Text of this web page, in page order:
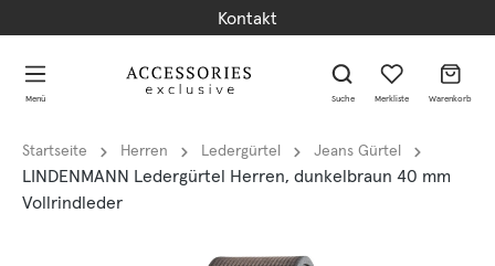
Kontakt
Menü Suche Merkliste Warenkorb
Startseite Herren Ledergürtel Jeans Gürtel
LINDENMANN Ledergürtel Herren, dunkelbraun 40 mm
Vollrindleder